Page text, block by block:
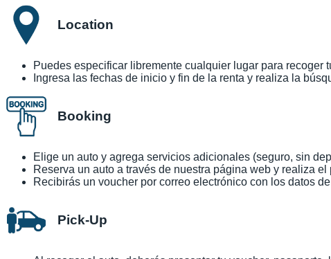
Location
Puedes especificar libremente cualquier lugar para
Ingresa las fechas de inicio y fin de la renta y realiza la
Booking
Elige un auto y agrega servicios adicionales (seguro, sin
Reserva un auto a través de nuestra página web y realiza
Recibirás un voucher por correo electrónico con los datos
Pick-Up